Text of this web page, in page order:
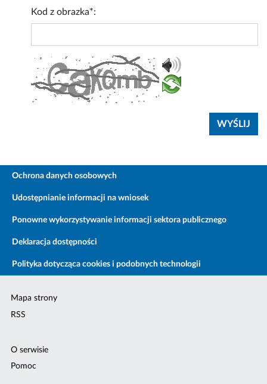
Kod z obrazka*:
Ochrona danych osobowych
Udostępnianie informacji na wniosek
Ponowne wykorzystywanie informacji sektora publicznego
Deklaracja dostępności
Polityka dotycząca cookies i podobnych technologii
Mapa strony
RSS
O serwisie
Pomoc